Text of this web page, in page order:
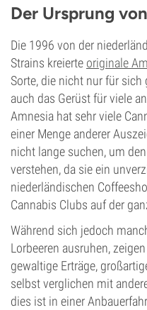
Der Ursprung
Die 1996 von der
Strains kreierte originale
Sorte, die nicht nur für
auch das Gerüst für viele
Amnesia hat sehr viele
einer Menge anderer
nicht lange suchen, um
verstehen, da sie ein
niederländischen
Cannabis Clubs auf der
Während sich jedoch
Lorbeeren ausruhen,
gewaltige Erträge,
selbst verglichen mit
dies ist in einer